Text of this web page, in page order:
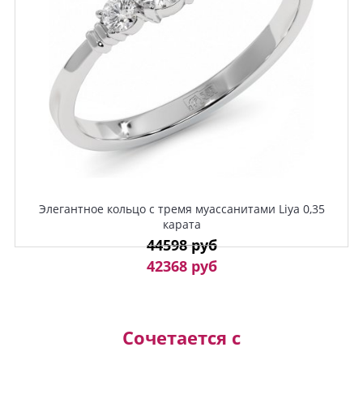
Элегантное кольцо с тремя муассанитами Liya 0,35
карата
44598 руб
42368 руб
Сочетается с